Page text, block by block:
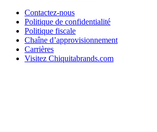
Contactez-nous
Politique de confidentialité
Politique fiscale
Chaîne d’approvisionnement
Carrières
Visitez Chiquitabrands.com